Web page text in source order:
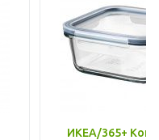
ИКЕА/365+